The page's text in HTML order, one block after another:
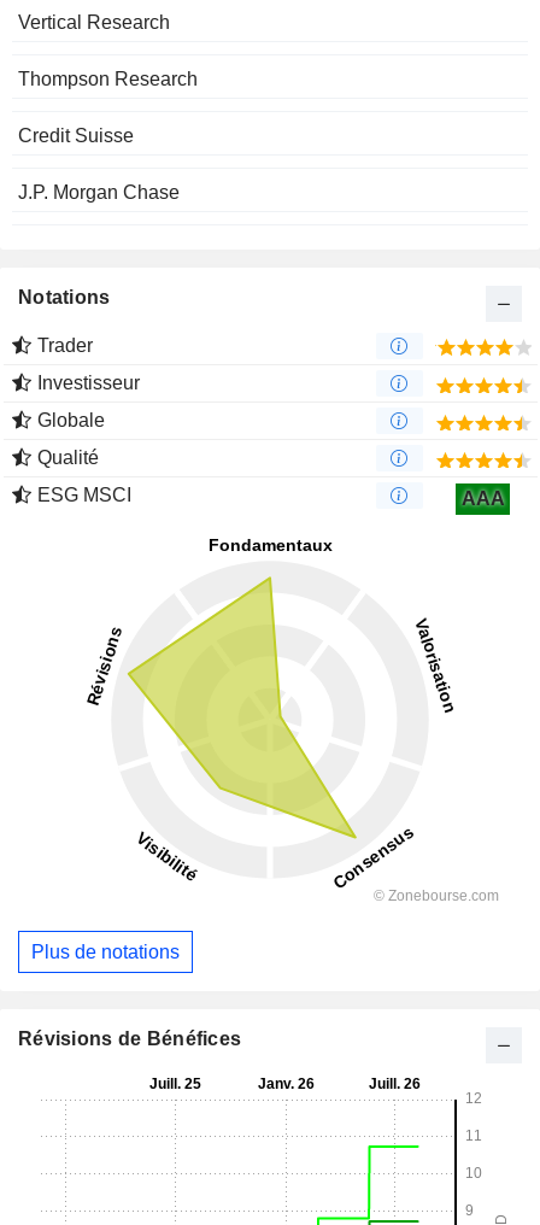
Vertical Research
Thompson Research
Credit Suisse
J.P. Morgan Chase
Notations
Trader
Investisseur
Globale
Qualité
ESG MSCI
AAA
Plus de notations
Révisions de Bénéfices